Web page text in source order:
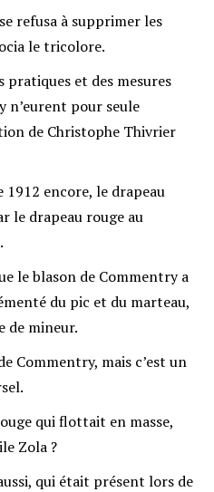
refusa à supprimer les
le tricolore.
pratiques et des mesures
n’eurent pour seule
de Christophe Thivrier
1912 encore, le drapeau
le drapeau rouge au
le blason de Commentry a
du pic et du marteau,
de mineur.
Commentry, mais c’est un
qui flottait en masse,
Zola ?
qui était présent lors de